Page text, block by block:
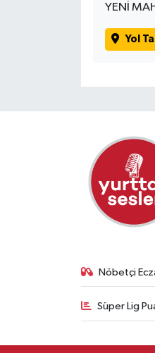
YENİ
Yol
Nöbetçi
Süper Lig